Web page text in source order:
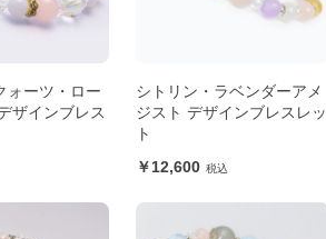
ォーツ・ロー
ザインブレス
シトリン・ラベンダーアメ
ジスト デザインブレスレッ
ト
12,600